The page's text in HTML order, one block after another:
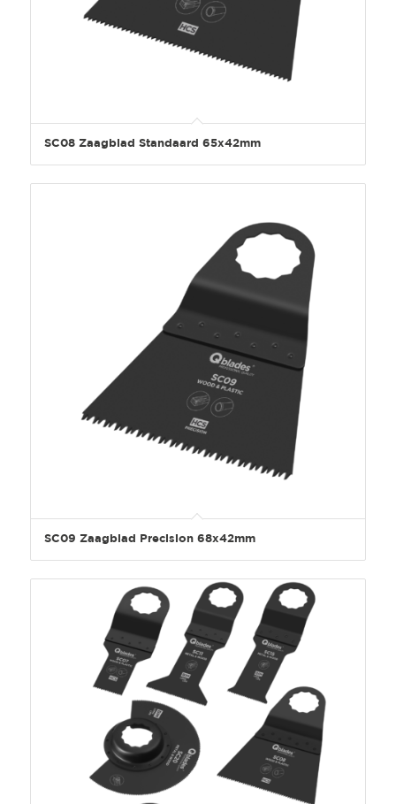
SC08 Zaagblad Standaard 65x42mm
SC09 Zaagblad Precision 68x42mm